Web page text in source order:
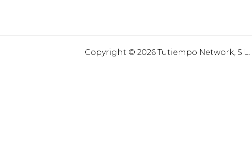
Copyright © 2026 Tutiempo Network, S.L. |